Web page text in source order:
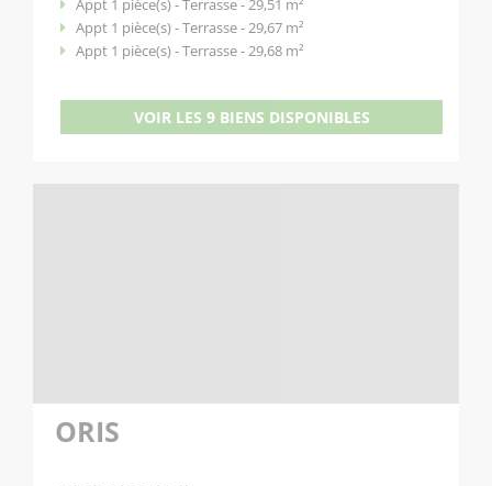
Appt 1 pièce(s) - Terrasse - 29,51 m²
Appt 1 pièce(s) - Terrasse - 29,67 m²
Appt 1 pièce(s) - Terrasse - 29,68 m²
VOIR LES 9 BIENS DISPONIBLES
ORIS